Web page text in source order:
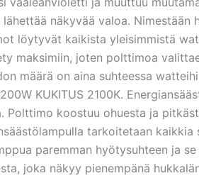
näkyvää valoa.
löytyvät kaikista yleisimmistä
maksimiin, joten polttimoa
määrä on aina suhteessa
200W KUKITUS 2100K.
Polttimo koostuu ohuesta ja
tarkoitetaan
paremman hyötysuhteen ja
joka näkyy pienempänä